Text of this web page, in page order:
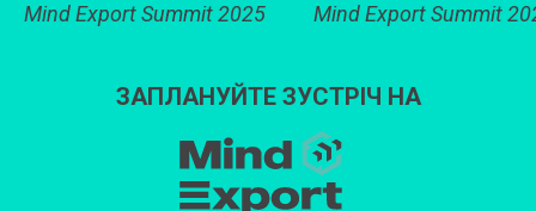
Mind Export Summit 2025 Mind Export Summit
ЗАПЛАНУЙТЕ ЗУСТРІЧ НА